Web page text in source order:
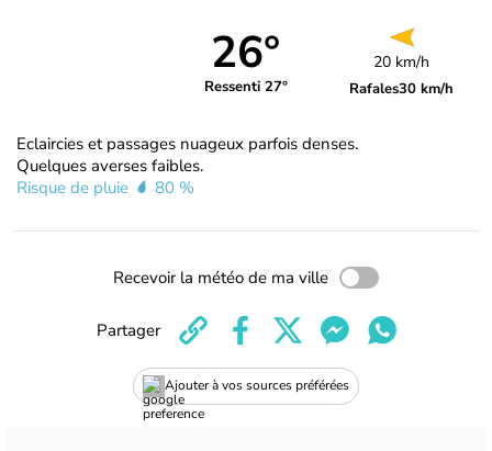
26°
Ressenti 27°
20 km/h
Rafales30 km/h
Eclaircies et passages nuageux parfois denses.
Quelques averses faibles.
Risque de pluie
80 %
Recevoir la météo de ma ville
Ajouter à vos sources préférées
Partager